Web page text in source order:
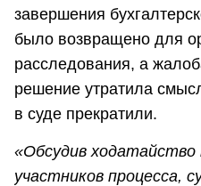
завершения
было возвращено для
расследования, а
решение утратила
в суде прекратили.
«Обсудив ходатайство
участников процесса,